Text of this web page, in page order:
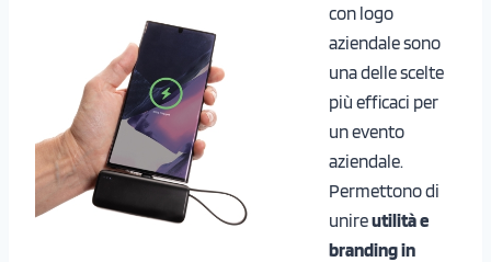
con logo
aziendale sono
una delle scelte
più efficaci per
un evento
aziendale.
Permettono di
unireutilità e
branding in